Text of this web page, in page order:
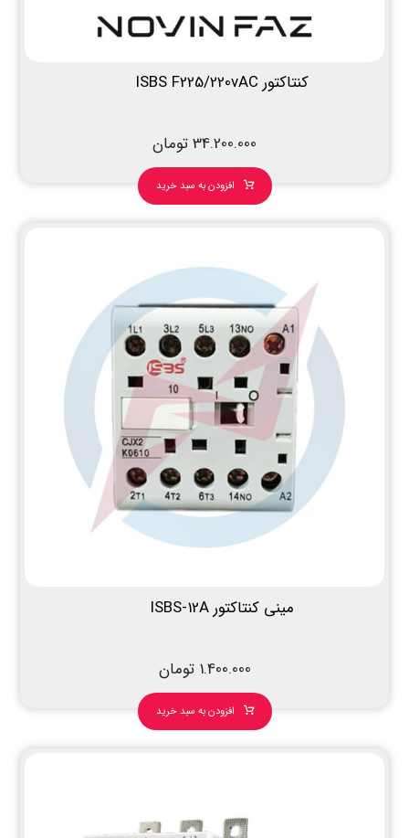
کنتاکتور ISBS F225/220vAC
34.200.000تومان
افزودن به سبد خرید
مینی کنتاکتور ISBS-12A
1.400.000 تومان
افزودن به سبد خرید